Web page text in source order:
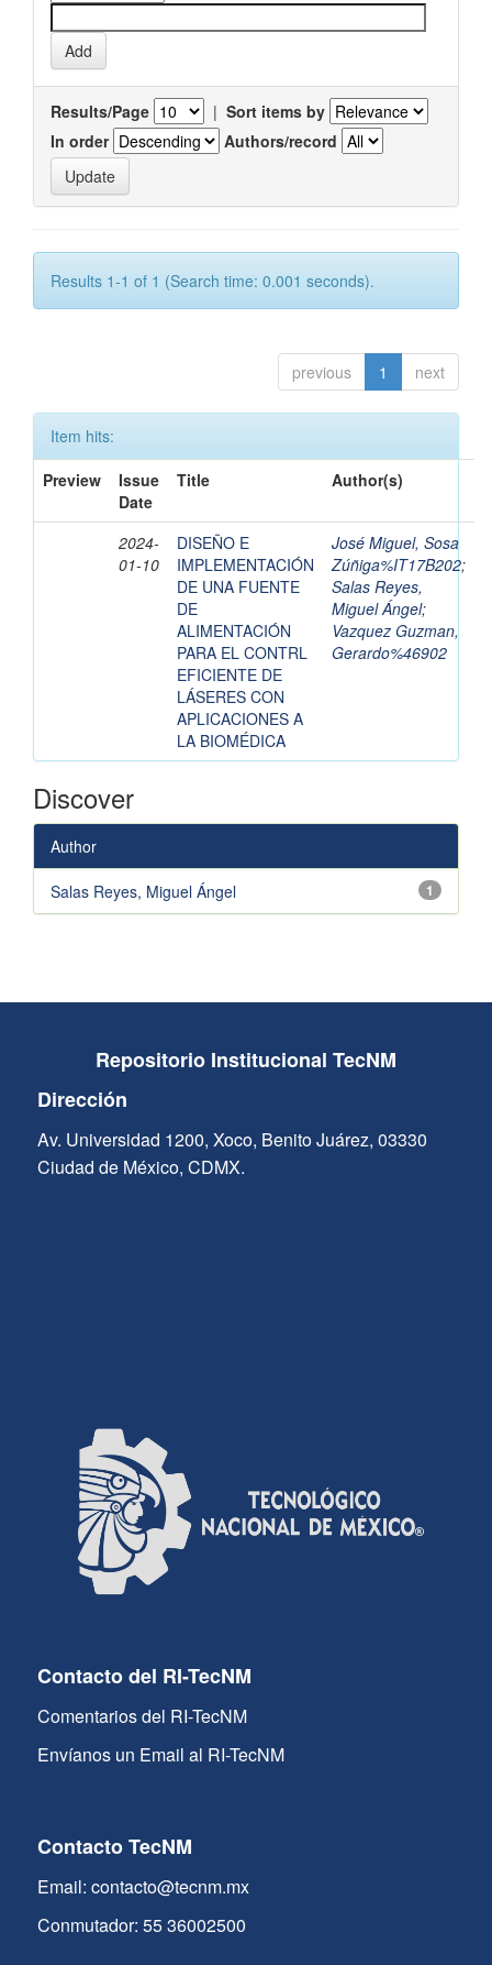
Results/Page | Sort items by
In order
Authors/record
Results 1-1 of 1 (Search time: 0.001 seconds).
previous 1 next
Item hits:
Preview
Issue
Date
Title Author(s)
2024-
01-10
DISEÑO E
IMPLEMENTACIÓN
DE UNA FUENTE
DE
ALIMENTACIÓN
PARA EL CONTRL
EFICIENTE DE
LÁSERES CON
APLICACIONES A
LA BIOMÉDICA
José Miguel, Sosa
Zúñiga%IT17B202;
Salas Reyes,
Miguel Ángel;
Vazquez Guzman,
Gerardo%46902
Discover
Author
1
Salas Reyes, Miguel Ángel
Repositorio Institucional TecNM
Dirección
Av. Universidad 1200, Xoco, Benito Juárez, 03330
Ciudad de México, CDMX.
Contacto del RI-TecNM
Comentarios del RI-TecNM
Envíanos un Email al RI-TecNM
Contacto TecNM
Email: contacto@tecnm.mx
Conmutador: 55 36002500